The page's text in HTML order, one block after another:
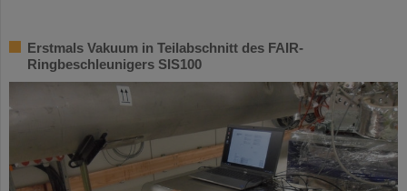
Erstmals Vakuum in Teilabschnitt des FAIR-
Ringbeschleunigers SIS100